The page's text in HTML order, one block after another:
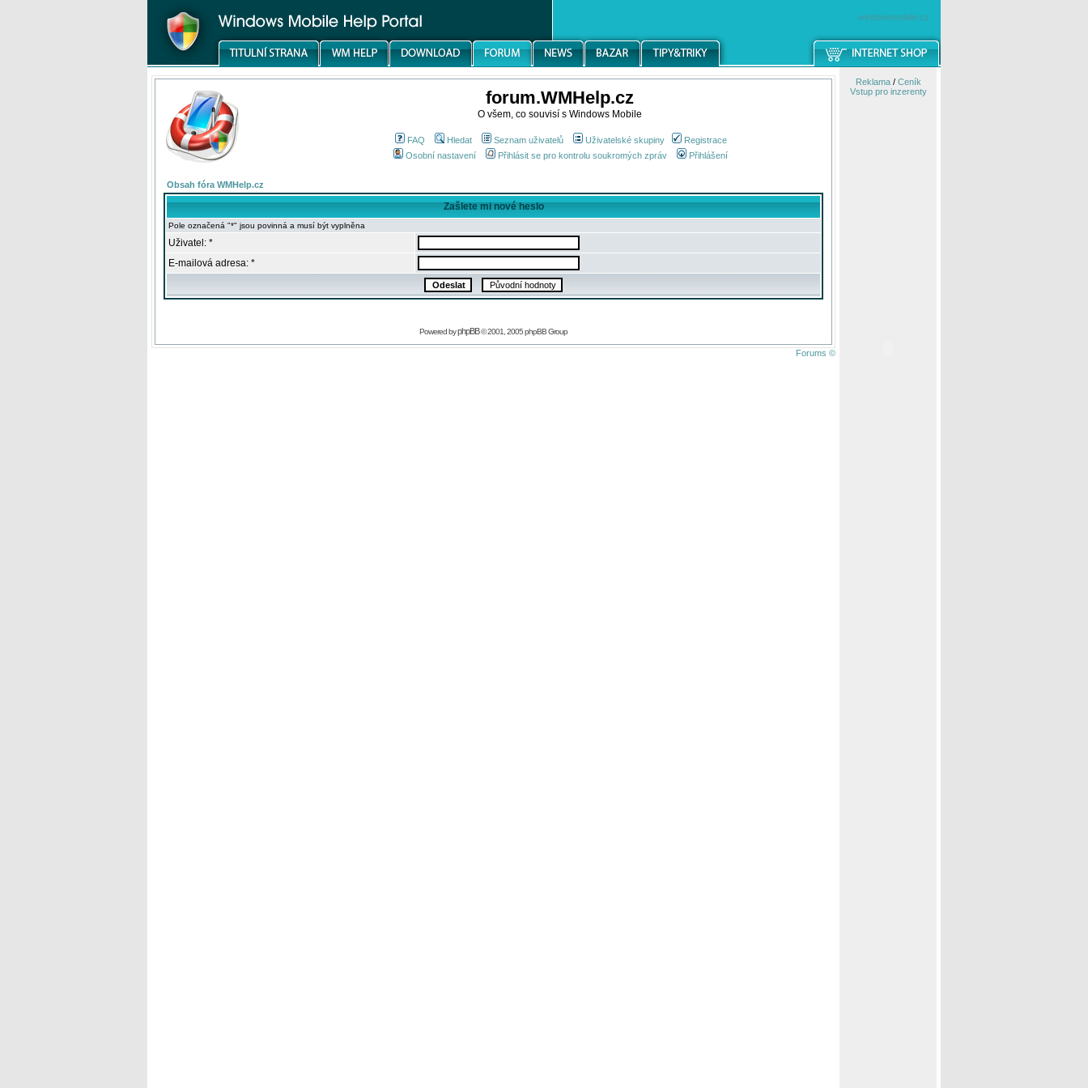
windowsmobile.cz
forum.WMHelp.cz
O všem, co souvisí s Windows Mobile
FAQ Hledat Seznam uživatelů Uživatelské skupiny
Registrace
Osobní nastavení
Přihlásit se pro kontrolu soukromých zpráv Přihlášení
Obsah fóra WMHelp.cz
Zašlete mi nové heslo
Pole označená "*" jsou povinná a musí být vyplněna
Uživatel: *
E-mailová adresa: *
Powered byphpBB© 2001, 2005 phpBB Group
Forums ©
Reklama/ Ceník
Vstup pro inzerenty